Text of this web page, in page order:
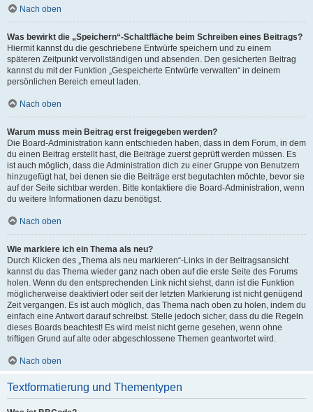
Nach oben
Was bewirkt die „Speichern“-Schaltfläche beim Schreiben eines Beitrags?
Hiermit kannst du die geschriebene Entwürfe speichern und zu einem
späteren Zeitpunkt vervollständigen und absenden. Den gesicherten Beitrag
kannst du mit der Funktion „Gespeicherte Entwürfe verwalten“ in deinem
persönlichen Bereich erneut laden.
Nach oben
Warum muss mein Beitrag erst freigegeben werden?
Die Board-Administration kann entschieden haben, dass in dem Forum, in dem
du einen Beitrag erstellt hast, die Beiträge zuerst geprüft werden müssen. Es
ist auch möglich, dass die Administration dich zu einer Gruppe von Benutzern
hinzugefügt hat, bei denen sie die Beiträge erst begutachten möchte, bevor sie
auf der Seite sichtbar werden. Bitte kontaktiere die Board-Administration, wenn
du weitere Informationen dazu benötigst.
Nach oben
Wie markiere ich ein Thema als neu?
Durch Klicken des „Thema als neu markieren“-Links in der Beitragsansicht
kannst du das Thema wieder ganz nach oben auf die erste Seite des Forums
holen. Wenn du den entsprechenden Link nicht siehst, dann ist die Funktion
möglicherweise deaktiviert oder seit der letzten Markierung ist nicht genügend
Zeit vergangen. Es ist auch möglich, das Thema nach oben zu holen, indem du
einfach eine Antwort darauf schreibst. Stelle jedoch sicher, dass du die Regeln
dieses Boards beachtest! Es wird meist nicht gerne gesehen, wenn ohne
triftigen Grund auf alte oder abgeschlossene Themen geantwortet wird.
Nach oben
Textformatierung und Thementypen